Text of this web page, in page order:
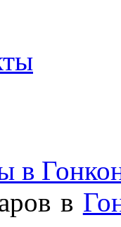
в
в